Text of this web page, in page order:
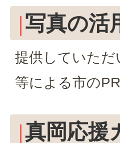
写真の活
提供していただ
等による市の
真岡応援